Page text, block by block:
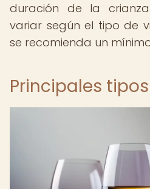
duración de la
variar según el tipo de
se recomienda un
Principales